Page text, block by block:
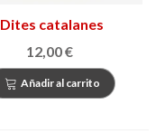
Dites catalanes
12,00 €
Añadir al carrito